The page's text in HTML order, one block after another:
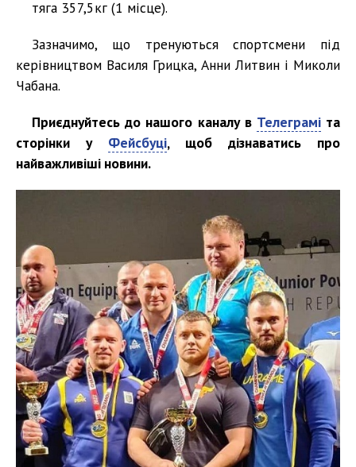
тяга 357,5кг (1 місце).
Зазначимо, що тренуються спортсмени під
керівництвом Василя Грицка, Анни Литвин і Миколи
Чабана.
Приєднуйтесь до нашого каналу в Телеграміта
сторінки у Фейсбуці, щоб дізнаватись про
найважливіші новини.